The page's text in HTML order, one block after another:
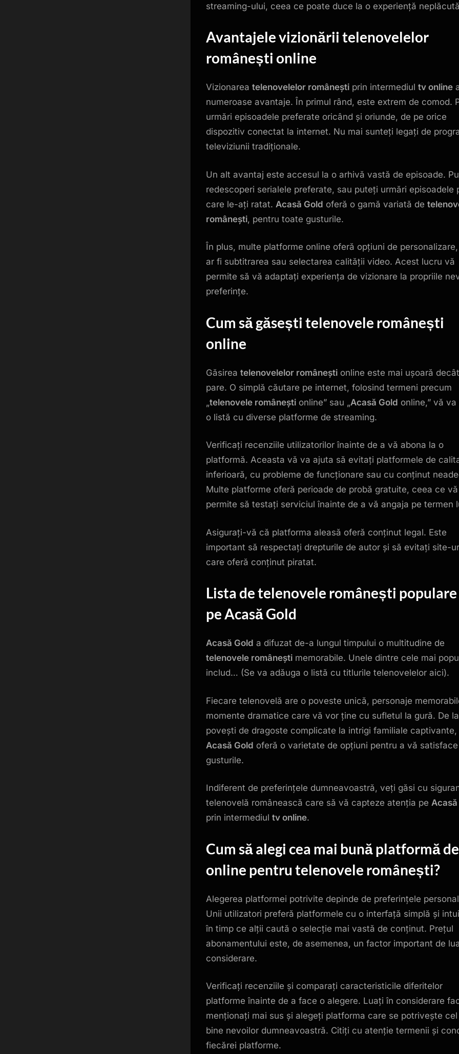
streaming-ului, ceea ce poate duce la o experiență
Avantajele vizionării telenovelelor
românești online
Vizionarea telenovelelor românești prin intermediul tv online
numeroase avantaje. În primul rând, este extrem de comod.
urmări episoadele preferate oricând și oriunde, de pe orice
dispozitiv conectat la internet. Nu mai sunteți legați de
televiziunii tradiționale.
Un alt avantaj este accesul la o arhivă vastă de episoade.
redescoperi serialele preferate, sau puteți urmări episoadele
care le-ați ratat. Acasă Gold oferă o gamă variată de
românești, pentru toate gusturile.
În plus, multe platforme online oferă opțiuni de
ar fi subtitrarea sau selectarea calității video. Acest lucru vă
permite să vă adaptați experiența de vizionare la propriile
preferințe.
Cum să găsești telenovele românești
online
Găsirea telenovelelor românești online este mai ușoară decât
pare. O simplă căutare pe internet, folosind termeni precum
„telenovele românești online” sau „Acasă Gold online,” vă va
o listă cu diverse platforme de streaming.
Verificați recenziile utilizatorilor înainte de a vă abona la o
platformă. Aceasta vă va ajuta să evitați platformele de
inferioară, cu probleme de funcționare sau cu conținut
Multe platforme oferă perioade de probă gratuite, ceea ce vă
permite să testați serviciul înainte de a vă angaja pe termen
Asigurați-vă că platforma aleasă oferă conținut legal. Este
important să respectați drepturile de autor și să evitați site-
care oferă conținut piratat.
Lista detelenovele românești populare
peAcasă Gold
Acasă Gold a difuzat de-a lungul timpului o multitudine de
telenovele românești memorabile. Unele dintre cele mai
includ… (Se va adăuga o listă cu titlurile telenovelelor aici).
Fiecare telenovelă are o poveste unică, personaje
momente dramatice care vă vor ține cu sufletul la gură. De la
povești de dragoste complicate la intrigi familiale captivante,
Acasă Gold oferă o varietate de opțiuni pentru a vă satisface
gusturile.
Indiferent de preferințele dumneavoastră, veți găsi cu
telenovelă românească care să vă capteze atenția pe Acasă
prin intermediul tv online.
Cum să alegi cea mai bună platformă de
online pentru telenovele românești?
Alegerea platformei potrivite depinde de preferințele
Unii utilizatori preferă platformele cu o interfață simplă și
în timp ce alții caută o selecție mai vastă de conținut. Prețul
abonamentului este, de asemenea, un factor important de
considerare.
Verificați recenziile și comparați caracteristicile diferitelor
platforme înainte de a face o alegere. Luați în considerare
menționați mai sus și alegeți platforma care se potrivește cel
bine nevoilor dumneavoastră. Citiți cu atenție termenii și
fiecărei platforme.